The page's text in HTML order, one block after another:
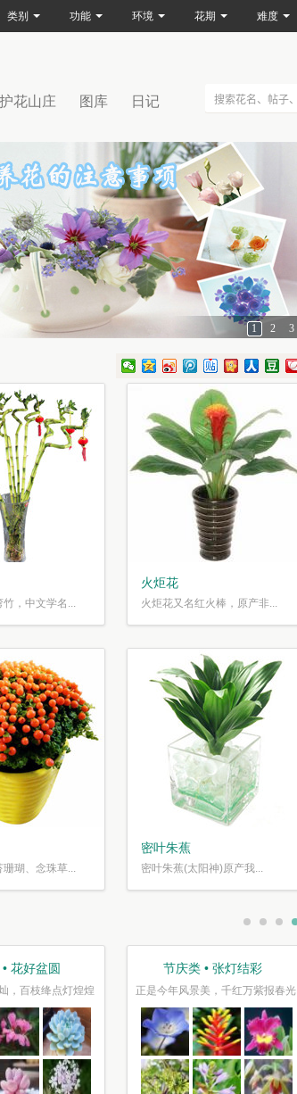
护花山庄 图库 日记
1 2 3
，中文学名...
火炬花
火炬花又名红火棒，原产非...
瑚、念珠草...
密叶朱蕉
密叶朱蕉(太阳神)原产我...
花好盆圆
，百枝绛点灯煌煌
节庆类 • 张灯结彩
正是今年风景美，千红万紫报春光
类别 功能 环境 花期 难度